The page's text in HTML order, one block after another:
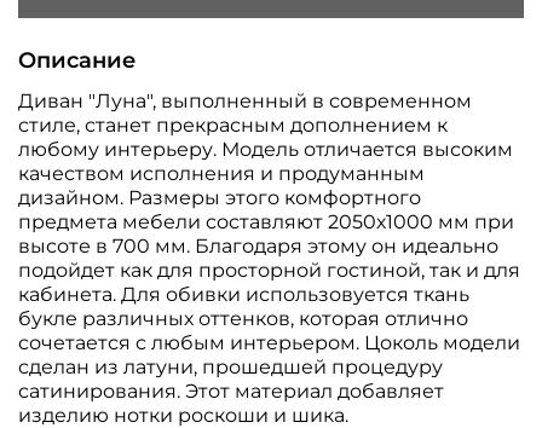
Описание
Диван "Луна", выполненный в современном
стиле, станет прекрасным дополнением к
любому интерьеру. Модель отличается высоким
качеством исполнения и продуманным
дизайном. Размеры этого комфортного
предмета мебели составляют 2050х1000 мм при
высоте в 700 мм. Благодаря этому он идеально
подойдет как для просторной гостиной, так и для
кабинета. Для обивки использовуется ткань
букле различных оттенков, которая отлично
сочетается с любым интерьером. Цоколь модели
сделан из латуни, прошедшей процедуру
сатинирования. Этот материал добавляет
изделию нотки роскоши и шика.